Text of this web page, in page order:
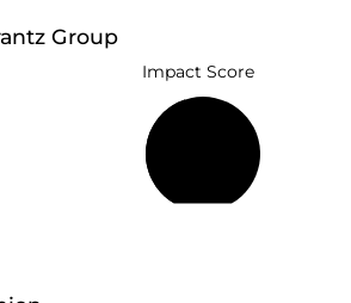
Group
Impact Score